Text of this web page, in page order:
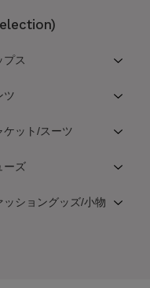
プス
ツ
ケット/スーツ
ーズ
ッショングッズ/小物